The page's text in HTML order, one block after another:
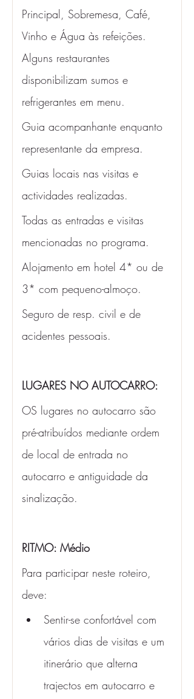
Principal, Sobremesa, Café,
Vinho e Água às refeições.
Alguns restaurantes
disponibilizam sumos e
refrigerantes em menu.
Guia acompanhante enquanto
representante da empresa.
Guias locais nas visitas e
actividades realizadas.
Todas as entradas e visitas
mencionadas no programa.
Alojamento em hotel 4* ou de
3* com pequeno-almoço.
Seguro de resp. civil e de
acidentes pessoais.
LUGARES NO AUTOCARRO:
OS lugares no autocarro são
pré-atribuídos mediante ordem
de local de entrada no
autocarro e antiguidade da
sinalização.
RITMO: Médio
Para participar neste roteiro,
deve:
Sentir-se confortável com
vários dias de visitas e um
itinerário que alterna
trajectos em autocarro e